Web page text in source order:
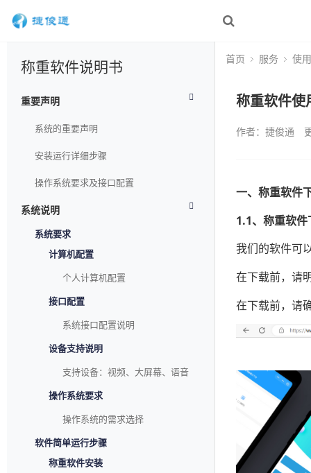
称重软件说明书
重要声明
系统的重要声明
安装运行详细步骤
操作系统要求及接口配置
系统说明
系统要求
计算机配置
个人计算机配置
接口配置
系统接口配置说明
设备支持说明
支持设备：视频、大屏幕、语音
操作系统要求
操作系统的需求选择
软件简单运行步骤
称重软件安装
首页 服务 使
称重软件使
作者：捷俊通
一、称重软件
1.1、称重软件
我们的软件可
在下载前，请
在下载前，请